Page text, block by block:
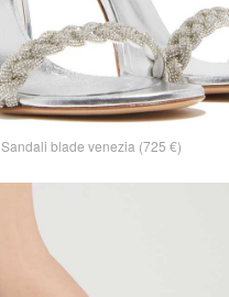
Sandali blade venezia (725 €)